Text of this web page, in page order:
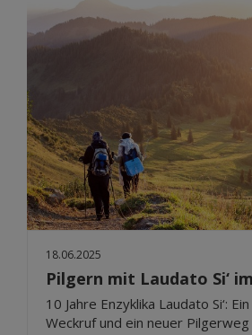
18.06.2025
Pilgern mit Laudato Si‘
10 Jahre Enzyklika Laudato Si‘:
Weckruf und ein neuer